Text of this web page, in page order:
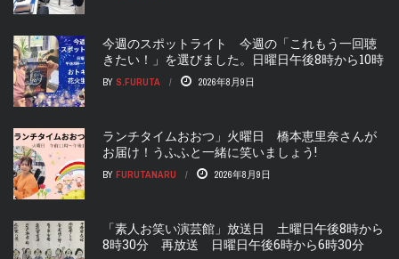
今週のスポットライト 今週の「これもう一回聴
きたい！」を選びました。日曜日午後8時から10時
BY S.FURUTA 2026年8月9日
ランチタイムおおつ」火曜日 橋本恵里奈さんが
お届け！うふふと一緒に笑いましょう!
BY FURUTANARU 2026年8月9日
「素人お笑い演芸館」放送日 土曜日午後8時から
8時30分 再放送 日曜日午後6時から6時30分